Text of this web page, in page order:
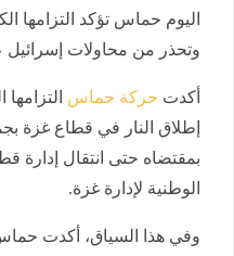
اليوم حماس تؤكد التزامها
وتحذر من محاولات إسرائيل
أكدت حركة حماس
إطلاق النار في قطاع غزة
بمقتضاه حتى انتقال إدارة
الوطنية لإدارة غزة.
وفي هذا السياق، أكدت